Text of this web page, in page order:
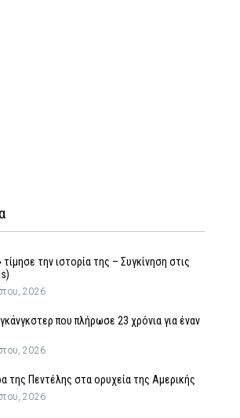
την ιστορία της – Συγκίνηση στις
2026
που πλήρωσε 23 χρόνια για έναν
2026
της Πεντέλης στα ορυχεία της Αμερικής
2026